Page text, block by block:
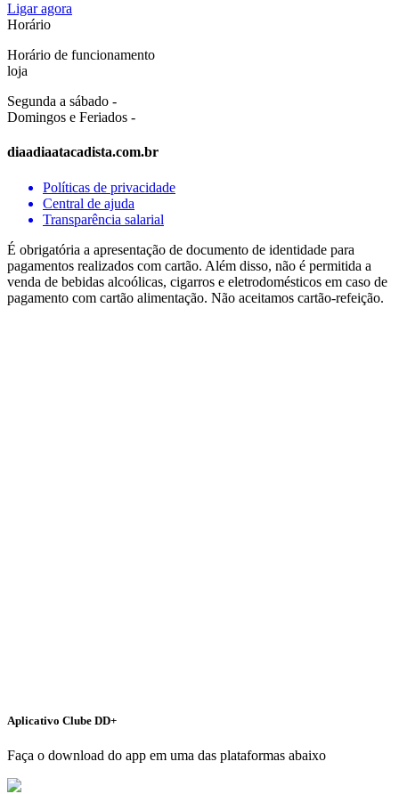
Ligar agora
Horário
Horário de funcionamento
loja
Segunda a sábado -
Domingos e Feriados -
diaadiaatacadista.com.br
Políticas de privacidade
Central de ajuda
Transparência salarial
É obrigatória a apresentação de documento de identidade para
pagamentos realizados com cartão. Além disso, não é permitida a
venda de bebidas alcoólicas, cigarros e eletrodomésticos em caso de
pagamento com cartão alimentação. Não aceitamos cartão-refeição.
Aplicativo Clube DD+
Faça o download do app em uma das plataformas abaixo